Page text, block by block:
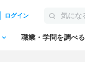
ログイン
職業・学問を調べる